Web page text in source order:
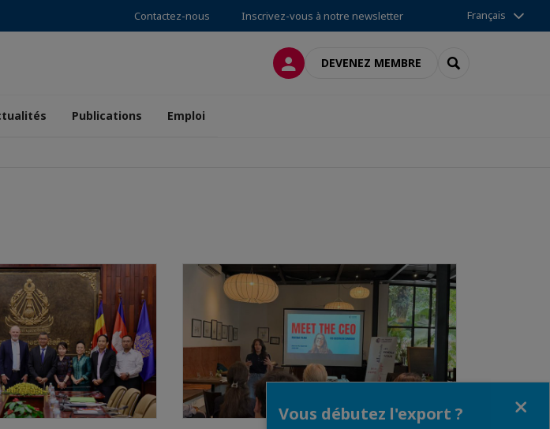
Contactez-nous Inscrivez-vous à notre newsletter Français
CONNEXIONDEVENEZ MEMBRE RECHERCHER
Publications Emploi
Vous débutez l'export ?